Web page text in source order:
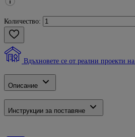
Количество:
Вдъхновете се от реални проекти
Описание
Инструкции за поставяне